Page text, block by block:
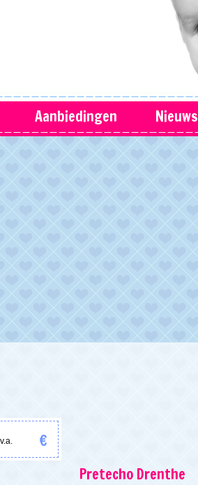
Aanbiedingen Nieuws
€
Pretecho Drenthe